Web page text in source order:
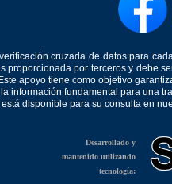
cruzada de datos para
proporcionada por terceros y debe
apoyo tiene como objetivo
información fundamental para una
disponible para su consulta en
Desarrollado y
mantenido utilizando
tecnología: